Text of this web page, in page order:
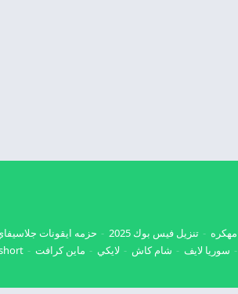
تنزيل فيس بوك 2025 حزمه ايقونات
سوريا لايف شام كاش لايكي ماين كرافت